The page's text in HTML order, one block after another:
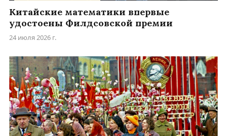
Китайские математики впервые
удостоены Филдсовской премии
24 июля 2026 г.